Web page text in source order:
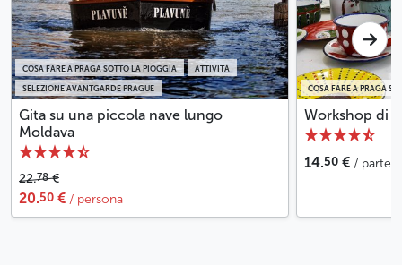
SELEZIONE AVANTGARDE PRAGUE
COSA FARE A PRAGA SOTTO LA PIOGGIA ATTIVITÀ
Gita su una piccola nave lungo
Moldava
22.78€
20.50 € / persona
COSA FARE A PRAGA
Workshop di
14.50 € / parte